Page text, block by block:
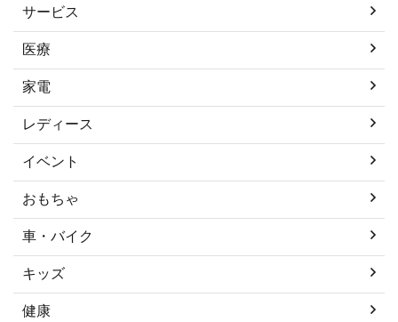
サービス
医療
家電
レディース
イベント
おもちゃ
車・バイク
キッズ
健康